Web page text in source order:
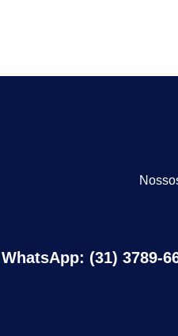
WhatsApp: (31) 3789-